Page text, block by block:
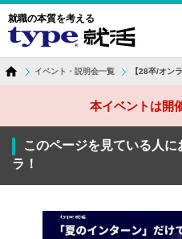
就職の本質を考える
イベント・説明会一覧 【28卒/オン
本イベントは開
このページを見ている人
ラ！